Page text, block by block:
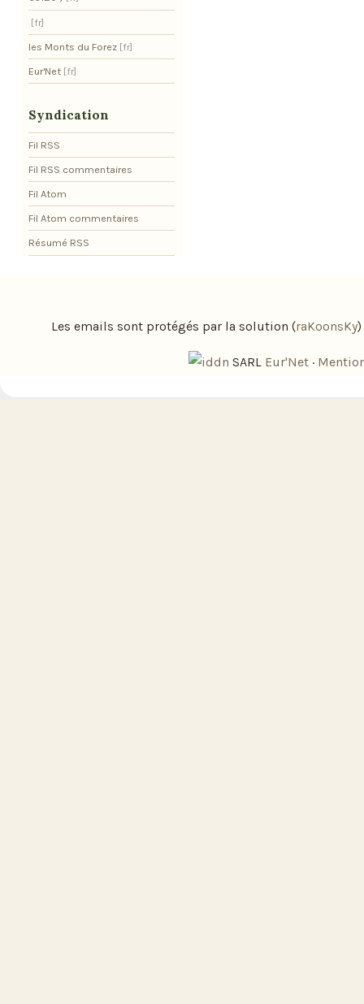
les Monts du Forez
Eur'Net
Syndication
Fil RSS
Fil RSS commentaires
Fil Atom
Fil Atom commentaires
Résumé RSS
Les emails sont protégés par la solution (raKoonsKy)
SARL Eur'Net ·